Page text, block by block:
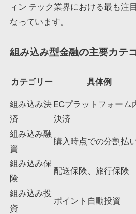
ィン テック業界における最も注
なっています。
組み込み型金融の主要カテ
カテゴリー 具体例
組み込み決
済
ECプラットフォーム
決済
組み込み融
資
購入時点での分割払
組み込み保
険
配送保険、旅行保険
組み込み投
資
ポイント自動投資